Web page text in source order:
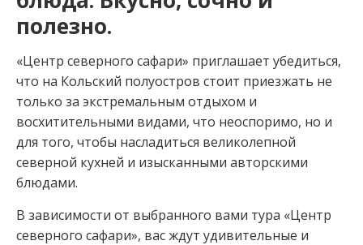
полезно.
«Центр северного сафари» приглашает убедиться,
что на Кольский полуостров стоит приезжать не
только за экстремальным отдыхом и
восхитительными видами, что неоспоримо, но и
для того, чтобы насладиться великолепной
северной кухней и изысканными авторскими
блюдами.
В зависимости от выбранного вами тура «Центр
северного сафари», вас ждут удивительные и